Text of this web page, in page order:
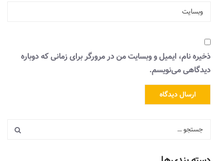
ذخیره نام، ایمیل و وبسایت من در مرورگر برای زمانی که دوباره
دیدگاهی می‌نویسم.